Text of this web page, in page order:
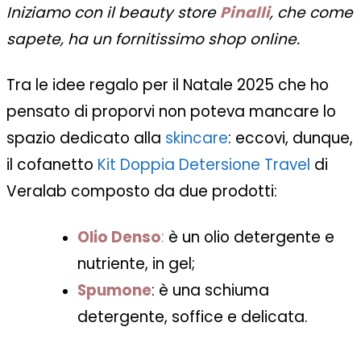
Iniziamo con il beauty storePinalli, che come
sapete, ha un fornitissimo shop online.
Tra le idee regalo per il Natale 2025 che ho
pensato di proporvi non poteva mancare lo
spazio dedicato alla skincare: eccovi, dunque,
il cofanetto Kit Doppia Detersione Travel di
Veralab composto da due prodotti:
Olio Denso: è un olio detergente e
nutriente, in gel;
Spumone: è una schiuma
detergente, soffice e delicata.